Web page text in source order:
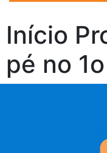
Início
pé no